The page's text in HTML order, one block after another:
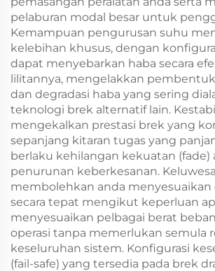
pelaburan modal besar untuk
Kemampuan pengurusan suhu
kelebihan khusus, dengan
dapat menyebarkan haba secara
lilitannya, mengelakkan
dan degradasi haba yang sering
teknologi brek alternatif lain.
mengekalkan prestasi brek yang
sepanjang kitaran tugas yang
berlaku kehilangan kekuatan (fade)
penurunan keberkesanan.
membolehkan anda menyesuaikan
secara tepat mengikut keperluan
menyesuaikan pelbagai berat
operasi tanpa memerlukan semula
keseluruhan sistem. Konfigurasi
(fail-safe) yang tersedia pada brek